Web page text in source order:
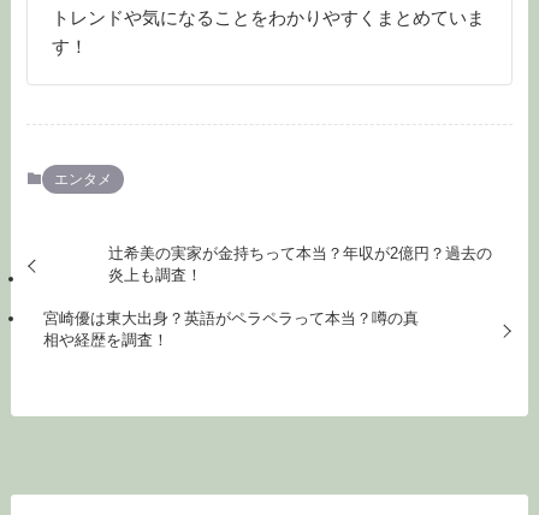
トレンドや気になることをわかりやすくまとめていま
す！
エンタメ
辻希美の実家が金持ちって本当？年収が2億円？過去の
炎上も調査！
宮崎優は東大出身？英語がペラペラって本当？噂の真
相や経歴を調査！